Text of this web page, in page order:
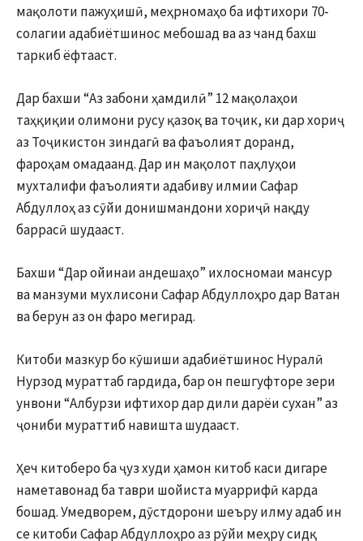
мақолоти пажуҳишӣ, меҳрномаҳо ба ифтихори 70-
солагии адабиётшинос мебошад ва аз чанд бахш
таркиб ёфтааст.
Дар бахши “Аз забони ҳамдилӣ” 12 мақолаҳои
таҳқиқии олимони русу қазоқ ва тоҷик, ки дар хориҷ
аз Тоҷикистон зиндагӣ ва фаъолият доранд,
фароҳам омадаанд. Дар ин мақолот паҳлуҳои
мухталифи фаъолияти адабиву илмии Сафар
Абдуллоҳ аз сӯйи донишмандони хориҷӣ нақду
баррасӣ шудааст.
Бахши “Дар ойинаи андешаҳо” ихлосномаи мансур
ва манзуми мухлисони Сафар Абдуллоҳро дар Ватан
ва берун аз он фаро мегирад.
Китоби мазкур бо кӯшиши адабиётшинос Нуралӣ
Нурзод мураттаб гардида, бар он пешгуфторе зери
унвони “Албурзи ифтихор дар дили дарёи сухан” аз
ҷониби мураттиб навишта шудааст.
Ҳеч китоберо ба ҷуз худи ҳамон китоб каси дигаре
наметавонад ба таври шойиста муаррифӣ карда
бошад. Умедворем, дӯстдорони шеъру илму адаб ин
се китоби Сафар Абдуллоҳро аз рӯйи меҳру сидқ